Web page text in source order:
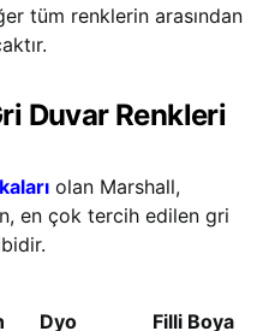
tüm renklerin arasından
Duvar Renkleri
olan Marshall,
en çok tercih edilen gri
Dyo Filli Boya